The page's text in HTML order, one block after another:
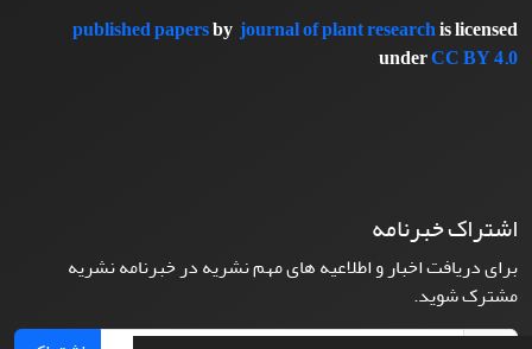
published papersbyjournal of plant researchis licensed
underCC BY 4.0
اشتراک خبرنامه
برای دریافت اخبار و اطلاعیه های مهم نشریه در خبرنامه نشریه
مشترک شوید.